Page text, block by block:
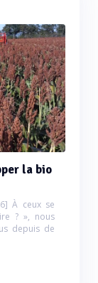
la bio
À ceux se
? », nous
depuis de